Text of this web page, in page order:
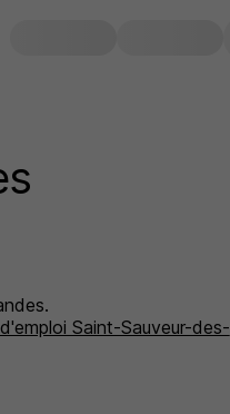
Saint-Sauveur-des-